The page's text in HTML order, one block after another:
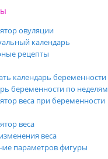
овуляции
календарь
рецепты
календарь беременности
беременности по неделям
веса при беременности
веса
веса
параметров фигуры